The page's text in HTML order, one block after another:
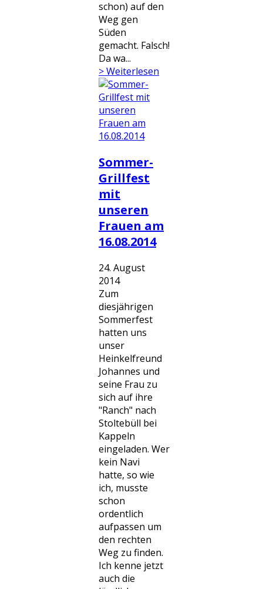
schon) auf den
Weg gen
Süden
gemacht. Falsch!
Da wa...
> Weiterlesen
Sommer-
Grillfest
mit
unseren
Frauen am
16.08.2014
24. August
2014
Zum
diesjährigen
Sommerfest
hatten uns
unser
Heinkelfreund
Johannes und
seine Frau zu
sich auf ihre
"Ranch" nach
Stoltebüll bei
Kappeln
eingeladen. Wer
kein Navi
hatte, so wie
ich, musste
schon
ordentlich
aufpassen um
den rechten
Weg zu finden.
Ich kenne jetzt
auch die